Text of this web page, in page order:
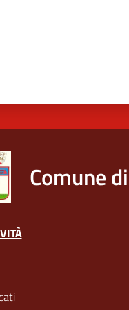
Comune